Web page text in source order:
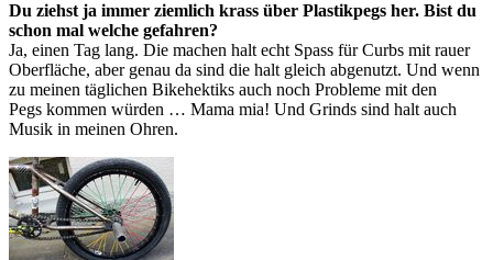
Du ziehst ja immer ziemlich krass über Plastikpegs her. Bist du
schon mal welche gefahren?
Ja, einen Tag lang. Die machen halt echt Spass für Curbs mit rauer
Oberfläche, aber genau da sind die halt gleich abgenutzt. Und wenn
zu meinen täglichen Bikehektiks auch noch Probleme mit den
Pegs kommen würden … Mama mia! Und Grinds sind halt auch
Musik in meinen Ohren.